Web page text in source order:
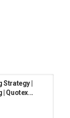
|
| Quotex...